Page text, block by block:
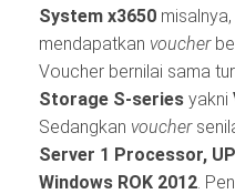
System x3650
mendapatkan voucher
Voucher bernilai sama
Storage S-series yakni
Sedangkan voucher
Server 1 Processor,
Windows ROK 2012 .